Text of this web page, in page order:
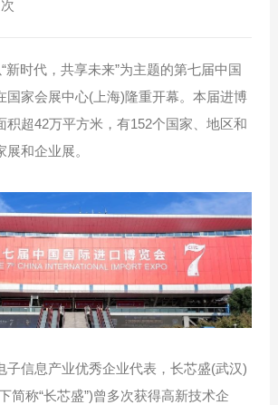
新时代，共享未来”为主题的第七届中国
国家会展中心(上海)隆重开幕。本届进博
积超42万平方米，有152个国家、地区和
和企业展。
子信息产业优秀企业代表，长芯盛(武汉)
简称“长芯盛”)曾多次获得高新技术企